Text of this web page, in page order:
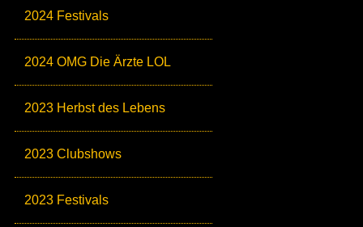
2024 Festivals
2024 OMG Die Ärzte LOL
2023 Herbst des Lebens
2023 Clubshows
2023 Festivals